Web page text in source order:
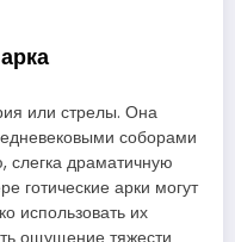
или стрелы. Она
соборами
слегка драматичную
готические арки могут
использовать их